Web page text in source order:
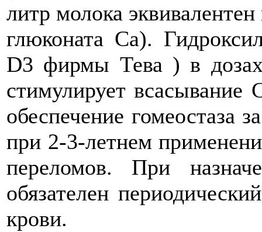
литр молока
глюконата Са).
D3 фирмы Тева ) в
стимулирует всасывание
обеспечение гомеостаза
при 2-3-летнем
переломов. При
обязателен
крови.